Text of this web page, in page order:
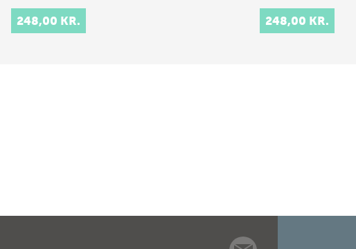
248,00 KR. 248,00 KR.